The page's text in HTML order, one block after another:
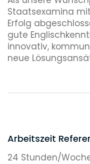
Staatsexamina
Erfolg
gute
innovativ,
neue
Arbeitszeit
24 Stunden/